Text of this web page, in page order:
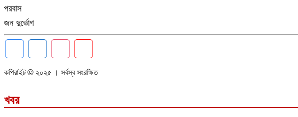
পরবাস
জন দুর্ভোগ
কপিরাইট © ২০২৫ । সর্বস্ব সংরক্ষিত
খবর